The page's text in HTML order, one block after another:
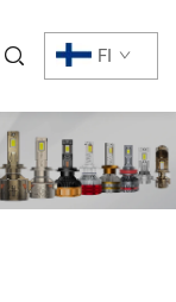
FI